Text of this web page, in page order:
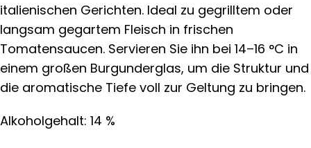
italienischen Gerichten. Ideal zu gegrilltem oder
langsam gegartem Fleisch in frischen
Tomatensaucen. Servieren Sie ihn bei 14–16 °C in
einem großen Burgunderglas, um die Struktur und
die aromatische Tiefe voll zur Geltung zu bringen.
Alkoholgehalt: 14 %